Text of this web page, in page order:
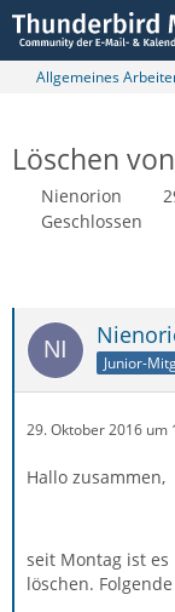
Allgemeines
Löschen
Nienorion
Geschlossen
Junior-
29. Oktober 2016 um
Hallo zusammen,
seit Montag ist
löschen.